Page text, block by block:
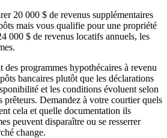
20 000 $ de revenus supplémentaires
mais vous qualifie pour une propriété
000 $ de revenus locatifs annuels, les
programmes hypothécaires à revenu
bancaires plutôt que les déclarations
et les conditions évoluent selon
prêteurs. Demandez à votre courtier quels
cela et quelle documentation ils
peuvent disparaître ou se resserrer
change.